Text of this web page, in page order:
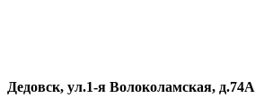
Дедовск, ул.1-я Волоколамская, д.74А